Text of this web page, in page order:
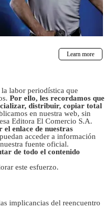
labor periodística que
Por ello, les recordamos que
distribuir, copiar total
en nuestra web, sin
Editora El Comercio S.A.
enlace de nuestras
acceder a información
fuente oficial.
de todo el contenido
este esfuerzo.
implicancias del reencuentro